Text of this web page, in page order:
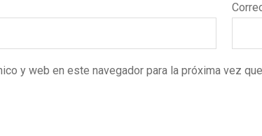
y web en este navegador para la próxima vez